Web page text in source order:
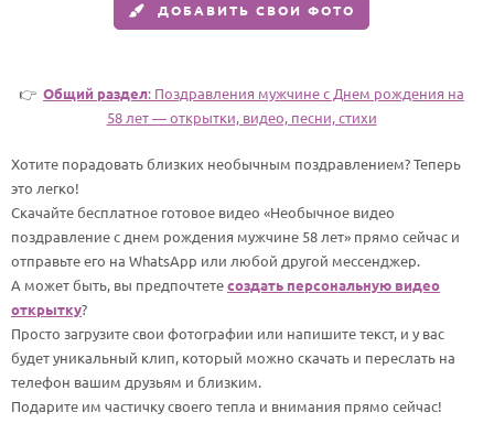
Женщине
Маме
Детям
Все родственники
ПЕРСОНАЛЬНЫЕ
Пожелания
По именам
По годам
ДОБАВИТЬ СВОИ ФОТО
👉 Общий раздел: Поздравления мужчине c Днем рождения на
58 лет — открытки, видео, песни, стихи
Хотите порадовать близких необычным поздравлением? Теперь
это легко!
Скачайте бесплатное готовое видео «Необычное видео
поздравление с днем рождения мужчине 58 лет» прямо сейчас и
отправьте его на WhatsApp или любой другой мессенджер.
А может быть, вы предпочтетесоздать персональную видео
открытку?
Просто загрузите свои фотографии или напишите текст, и у вас
будет уникальный клип, который можно скачать и переслать на
телефон вашим друзьям и близким.
Подарите им частичку своего тепла и внимания прямо сейчас!